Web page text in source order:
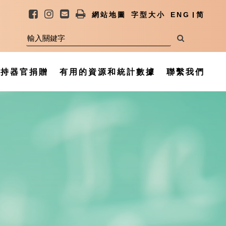
網站地圖 字型大小 ENG 简
器官捐贈 有用的資源和統計數據 聯繫我們